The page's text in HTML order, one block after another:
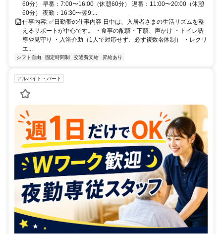
60分） 早番：7:00〜16:00（休憩60分） 遅番：11:00〜20:00（休憩
60分） 夜勤：16:30〜翌9:...
仕事内容: ✅日勤帯の仕事内容 日中は、入居者さまの生活リズムを整
えるサポートが中心です。 ・食事の配膳・下膳、声かけ ・トイレ誘
導や見守り ・入浴介助（1人で対応せず、必ず複数名体制） ・レクリ
エ...
シフト自由 固定時間制 交通費支給 昇給あり
アルバイト・パート